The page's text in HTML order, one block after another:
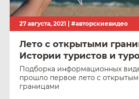
27 августа, 2021 | #авторскиевидео
Лето с открытыми
Истории туристов и
Подборка информационных
прошло первое лето с
границами